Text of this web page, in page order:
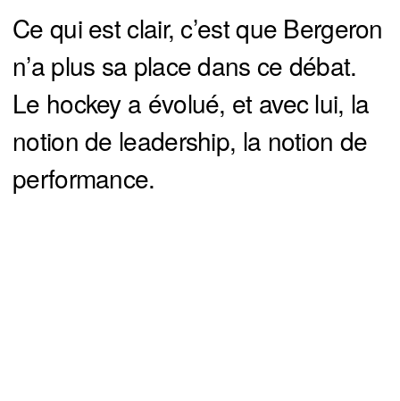
Ce qui est clair, c’est que Bergeron
n’a plus sa place dans ce débat.
Le hockey a évolué, et avec lui, la
notion de leadership, la notion de
performance.